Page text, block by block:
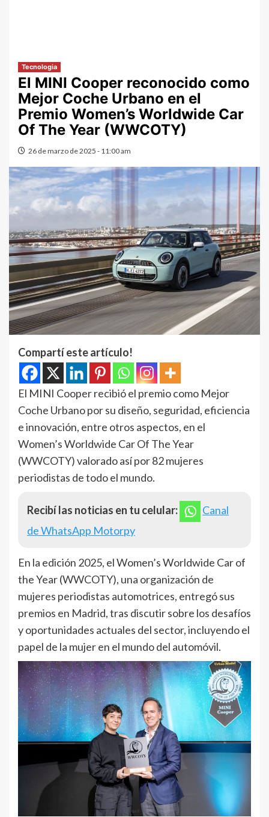
Tecnologia
El MINI Cooper reconocido como
Mejor Coche Urbano en el
Premio Women’s Worldwide Car
Of The Year (WWCOTY)
26 de marzo de 2025 - 11:00 am
Compartí este artículo!
El MINI Cooper recibió el premio como Mejor
Coche Urbano por su diseño, seguridad, eficiencia
e innovación, entre otros aspectos, en el
Women’s Worldwide Car Of The Year
(WWCOTY) valorado así por 82 mujeres
periodistas de todo el mundo.
Recibí las noticias en tu celular:
Canal
de WhatsApp Motorpy
En la edición 2025, el Women’s Worldwide Car of
the Year (WWCOTY), una organización de
mujeres periodistas automotrices, entregó sus
premios en Madrid, tras discutir sobre los desafíos
y oportunidades actuales del sector, incluyendo el
papel de la mujer en el mundo del automóvil.